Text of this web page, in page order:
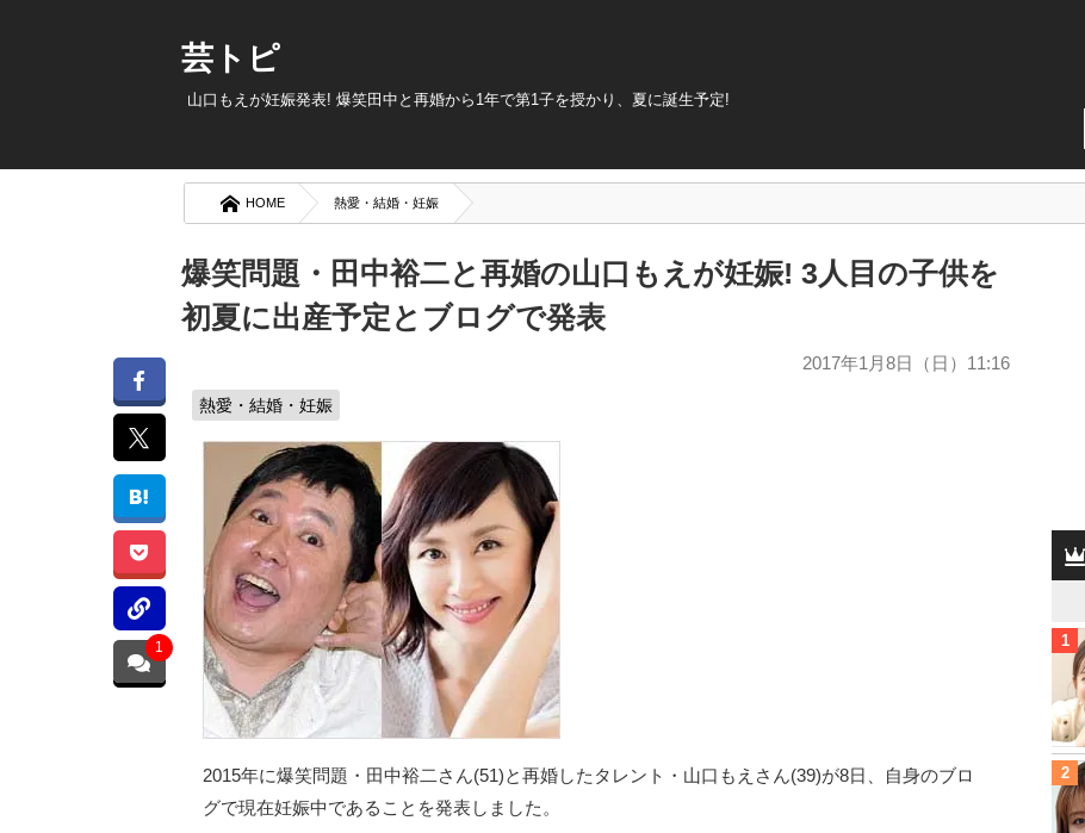
芸トピ
山口もえが妊娠発表! 爆笑田中と再婚から1年で第1子を授かり、夏に誕生予定!
HOME 熱愛・結婚・妊娠
爆笑問題・田中裕二と再婚の山口もえが妊娠! 3人目の子供を
初夏に出産予定とブログで発表
2017年1月8日（日）11:16
熱愛・結婚・妊娠
1
2015年に爆笑問題・田中裕二さん(51)と再婚したタレント・山口もえさん(39)が8日、自身のブロ
グで現在妊娠中であることを発表しました。